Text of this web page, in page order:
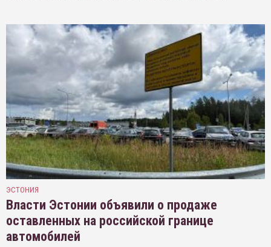
ЭСТОНИЯ
Власти Эстонии объявили о продаже
оставленных на российской границе
автомобилей